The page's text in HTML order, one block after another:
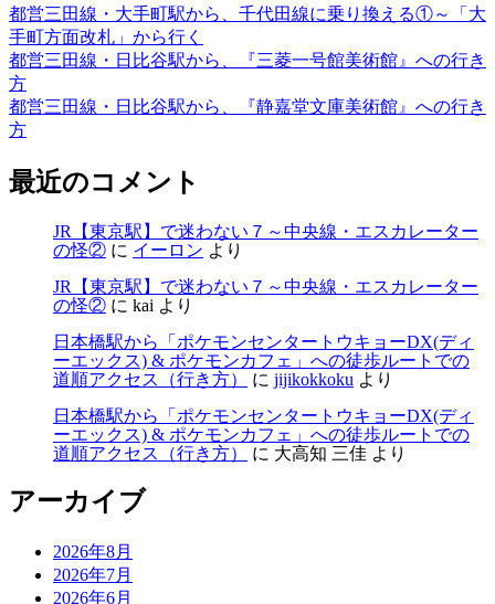
都営三田線・大手町駅から、千代田線に乗り換える①～「大
手町方面改札」から行く
都営三田線・日比谷駅から、『三菱一号館美術館』への行き
方
都営三田線・日比谷駅から、『静嘉堂文庫美術館』への行き
方
最近のコメント
JR【東京駅】で迷わない７～中央線・エスカレーター
の怪② に イーロン より
JR【東京駅】で迷わない７～中央線・エスカレーター
の怪② に kai より
日本橋駅から「ポケモンセンタートウキョーDX(ディ
ーエックス) & ポケモンカフェ」への徒歩ルートでの
道順アクセス（行き方）
に jijikokkoku より
日本橋駅から「ポケモンセンタートウキョーDX(ディ
ーエックス) & ポケモンカフェ」への徒歩ルートでの
道順アクセス（行き方）
に 大高知 三佳 より
アーカイブ
2026年8月
2026年7月
2026年6月